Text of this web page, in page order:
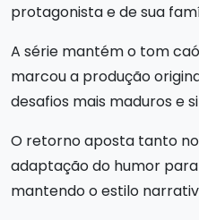
protagonista e de sua
A série mantém o tom
marcou a produção
desafios mais maduros e
O retorno aposta tanto
adaptação do humor
mantendo o estilo